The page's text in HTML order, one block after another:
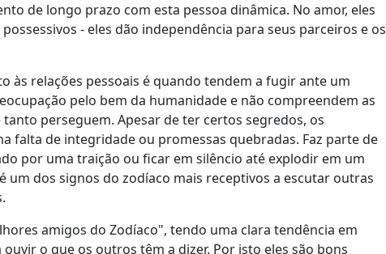
de longo prazo com esta pessoa dinâmica. No amor, eles
- eles dão independência para seus parceiros e os
às relações pessoais é quando tendem a fugir ante um
pelo bem da humanidade e não compreendem as
perseguem. Apesar de ter certos segredos, os
falta de integridade ou promessas quebradas. Faz parte de
por uma traição ou ficar em silêncio até explodir em um
um dos signos do zodíaco mais receptivos a escutar outras
amigos do Zodíaco", tendo uma clara tendência em
o que os outros têm a dizer. Por isto eles são bons